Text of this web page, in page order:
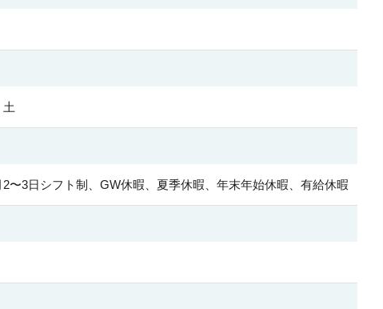
〜3日シフト制、GW休暇、夏季休暇、年末年始休暇、有給休暇